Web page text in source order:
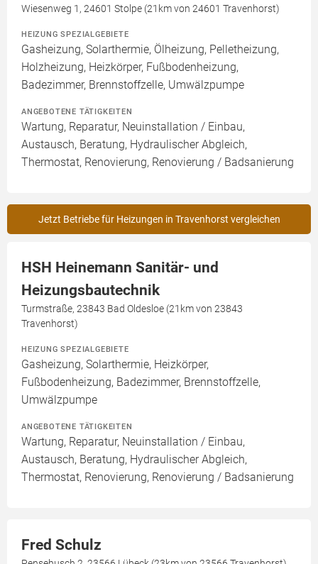
Wiesenweg 1, 24601 Stolpe (21km von 24601 Travenhorst)
HEIZUNG SPEZIALGEBIETE
Gasheizung, Solarthermie, Ölheizung, Pelletheizung,
Holzheizung, Heizkörper, Fußbodenheizung,
Badezimmer, Brennstoffzelle, Umwälzpumpe
ANGEBOTENE TÄTIGKEITEN
Wartung, Reparatur, Neuinstallation / Einbau,
Austausch, Beratung, Hydraulischer Abgleich,
Thermostat, Renovierung, Renovierung / Badsanierung
Jetzt Betriebe für Heizungen in Travenhorst vergleichen
HSH Heinemann Sanitär- und
Heizungsbautechnik
Turmstraße, 23843 Bad Oldesloe (21km von 23843
Travenhorst)
HEIZUNG SPEZIALGEBIETE
Gasheizung, Solarthermie, Heizkörper,
Fußbodenheizung, Badezimmer, Brennstoffzelle,
Umwälzpumpe
ANGEBOTENE TÄTIGKEITEN
Wartung, Reparatur, Neuinstallation / Einbau,
Austausch, Beratung, Hydraulischer Abgleich,
Thermostat, Renovierung, Renovierung / Badsanierung
Fred Schulz